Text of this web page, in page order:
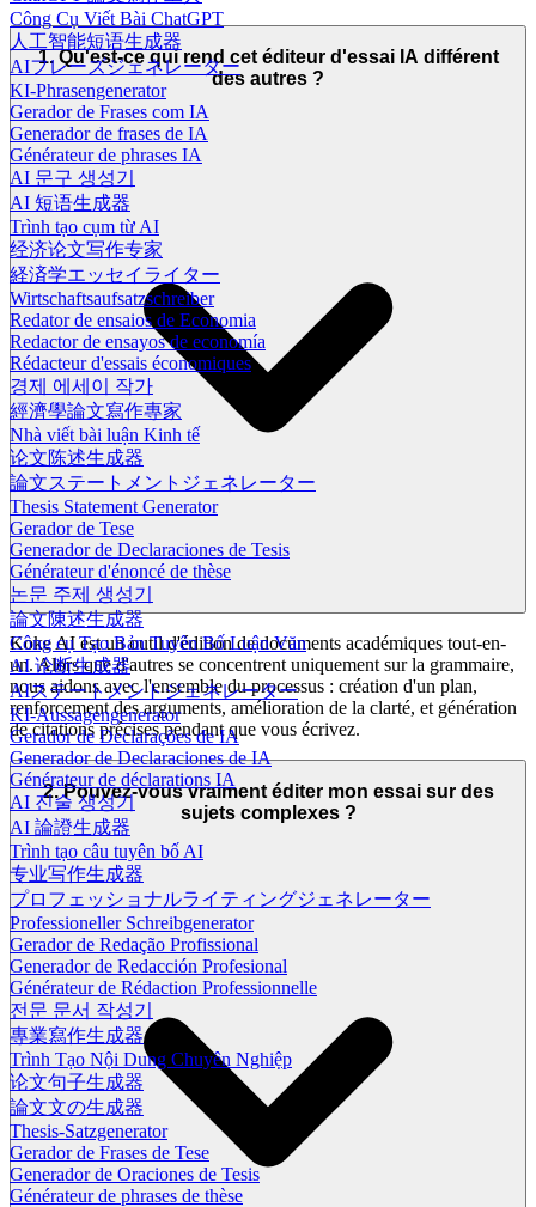
Công Cụ Viết Bài ChatGPT
人工智能短语生成器
AIフレーズジェネレーター
KI-Phrasengenerator
Gerador de Frases com IA
Generador de frases de IA
Générateur de phrases IA
AI 문구 생성기
AI 短语生成器
Trình tạo cụm từ AI
经济论文写作专家
経済学エッセイライター
Wirtschaftsaufsatzschreiber
Redator de ensaios de Economia
Redactor de ensayos de economía
Rédacteur d'essais économiques
경제 에세이 작가
經濟學論文寫作專家
Nhà viết bài luận Kinh tế
论文陈述生成器
論文ステートメントジェネレーター
Thesis Statement Generator
Gerador de Tese
Generador de Declaraciones de Tesis
Générateur d'énoncé de thèse
논문 주제 생성기
論文陳述生成器
Công cụ Tạo Bản Tuyên Bố Luận Văn
AI 论断生成器
AIステートメントジェネレーター
KI-Aussagengenerator
Gerador de Declarações de IA
Generador de Declaraciones de IA
Générateur de déclarations IA
AI 진술 생성기
AI 論證生成器
Trình tạo câu tuyên bố AI
专业写作生成器
プロフェッショナルライティングジェネレーター
Professioneller Schreibgenerator
Gerador de Redação Profissional
Generador de Redacción Profesional
Générateur de Rédaction Professionnelle
전문 문서 작성기
專業寫作生成器
Trình Tạo Nội Dung Chuyên Nghiệp
论文句子生成器
論文文の生成器
Thesis-Satzgenerator
Gerador de Frases de Tese
Generador de Oraciones de Tesis
Générateur de phrases de thèse
1. Qu'est-ce qui rend cet éditeur d'essai IA différent
des autres ?
Koke AI est un outil d'édition de documents académiques tout-en-
un. Alors que d'autres se concentrent uniquement sur la grammaire,
nous aidons avec l'ensemble du processus : création d'un plan,
renforcement des arguments, amélioration de la clarté, et génération
de citations précises pendant que vous écrivez.
2. Pouvez-vous vraiment éditer mon essai sur des
sujets complexes ?